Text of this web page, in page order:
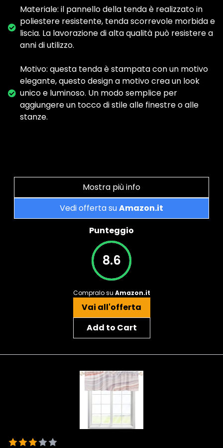
Materiale: il pannello della tenda è realizzato in
poliestere resistente, tenda scorrevole morbida e
liscia. La lavorazione di alta qualità può resistere a
anni di utilizzo.
Motivo: questa tenda è stampata con un motivo
elegante, questo design a motivo crea un look
unico e luminoso. Un modo semplice per
aggiungere un tocco di stile alle finestre o alle
stanze.
Mostra più info
Vedi offerta suAmazon.it
Punteggio
8.6
Compralo su Amazon.it
Vai all'offerta
Add to Cart